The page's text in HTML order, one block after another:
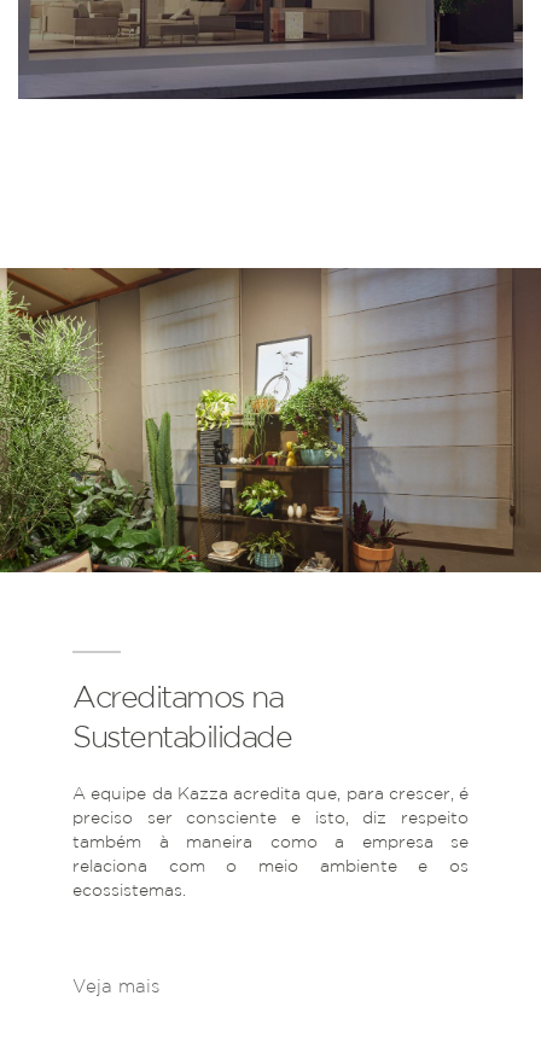
Acreditamos na
Sustentabilidade
A equipe da Kazza acredita que, para crescer, é
preciso ser consciente e isto, diz respeito
também à maneira como a empresa se
relaciona com o meio ambiente e os
ecossistemas.
Veja mais